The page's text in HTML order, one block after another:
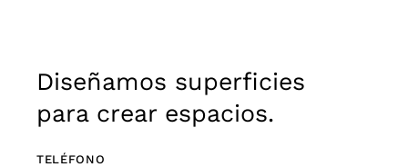
Diseñamos superficies
para crear espacios.
TELÉFONO